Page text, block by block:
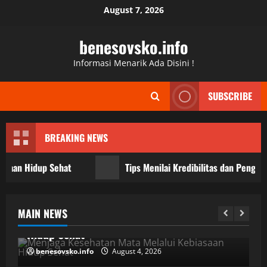
August 7, 2026
benesovsko.info
Informasi Menarik Ada Disini !
SUBSCRIBE
BREAKING NEWS
Hidup Sehat Tips Menilai Kredibilitas dan
MAIN NEWS
Menjaga Kesehatan Mata Melalui Kebiasaan
Hidup Sehat
benesovsko.info August 4, 2026